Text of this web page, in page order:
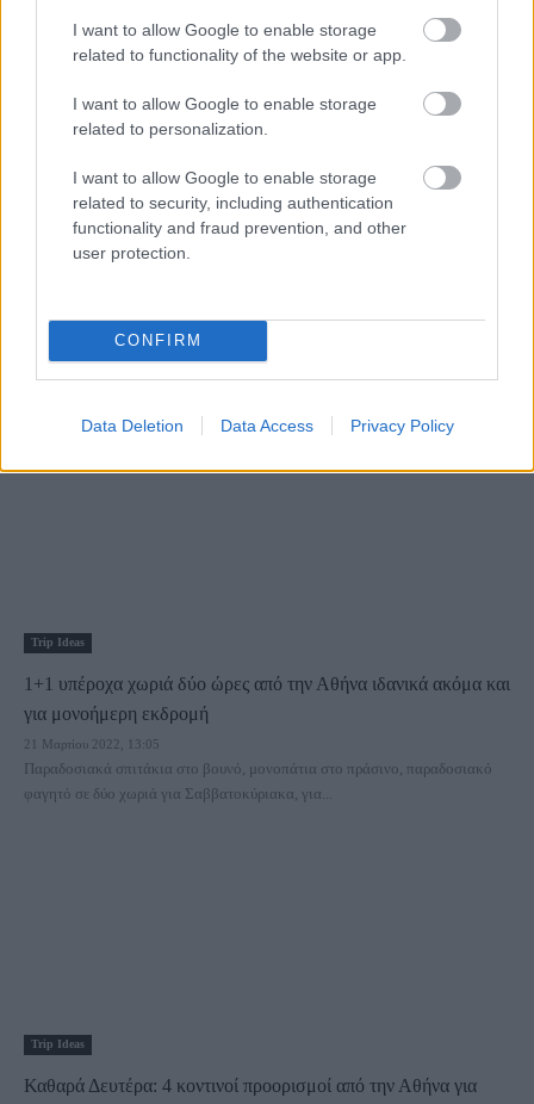
I want to allow Google to enable storage
related to functionality of the website or app.
I want to allow Google to enable storage
related to personalization.
I want to allow Google to enable storage
related to security, including authentication
functionality and fraud prevention, and other
user protection.
CONFIRM
Data Deletion Data Access Privacy Policy
30 Μαρτίου 2022, 15:15
Είναι άνοιξη… -θεωρητικά τουλάχιστον αφού ο καιρός μια μας τα λέει έτσι
Trip Ideas
1+1 υπέροχα χωριά δύο ώρες από την Αθήνα ιδανικά ακόμα και
για μονοήμερη εκδρομή
21 Μαρτίου 2022, 13:05
Παραδοσιακά σπιτάκια στο βουνό, μονοπάτια στο πράσινο, παραδοσιακό
φαγητό σε δύο χωριά για Σαββατοκύριακα, για...
Trip Ideas
Καθαρά Δευτέρα: 4 κοντινοί προορισμοί από την Αθήνα για